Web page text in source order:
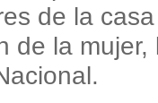
de la
de la